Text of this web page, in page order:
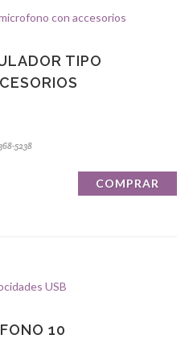
TIPO
5238
COMPRAR
10